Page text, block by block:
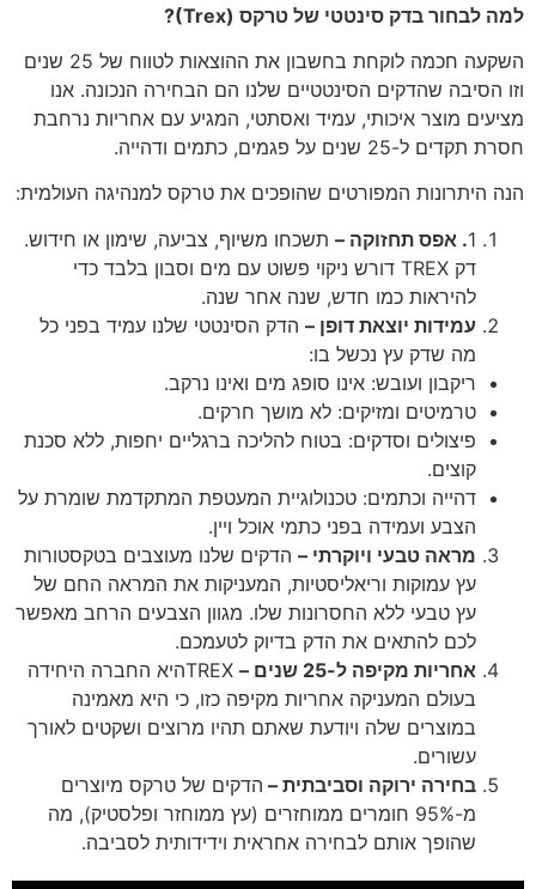
למה לבחור בדק סינטטי של טרקס (Trex)?
השקעה חכמה לוקחת בחשבון את ההוצאות לטווח של 25 שנים
וזו הסיבה שהדקים הסינטטיים שלנו הם הבחירה הנכונה. אנו
מציעים מוצר איכותי, עמיד ואסתטי, המגיע עם אחריות נרחבת
חסרת תקדים ל-25 שנים על פגמים, כתמים ודהייה.
הנה היתרונות המפורטים שהופכים את טרקס למנהיגה העולמית:
1. אפס תחזוקה – תשכחו משיוף, צביעה, שימון או חידוש.
דק TREX דורש ניקוי פשוט עם מים וסבון בלבד כדי
להיראות כמו חדש, שנה אחר שנה.
עמידות יוצאת דופן – הדק הסינטטי שלנו עמיד בפני כל
מה שדק עץ נכשל בו:
ריקבון ועובש: אינו סופג מים ואינו נרקב.
טרמיטים ומזיקים: לא מושך חרקים.
פיצולים וסדקים: בטוח להליכה ברגליים יחפות, ללא סכנת
קוצים.
דהייה וכתמים: טכנולוגיית המעטפת המתקדמת שומרת על
הצבע ועמידה בפני כתמי אוכל ויין.
מראה טבעי ויוקרתי – הדקים שלנו מעוצבים בטקסטורות
עץ עמוקות וריאליסטיות, המעניקות את המראה החם של
עץ טבעי ללא החסרונות שלו. מגוון הצבעים הרחב מאפשר
לכם להתאים את הדק בדיוק לטעמכם.
אחריות מקיפה ל-25 שנים –
TREXהיא החברה היחידה
בעולם המעניקה אחריות מקיפה כזו, כי היא מאמינה
במוצרים שלה ויודעת שאתם תהיו מרוצים ושקטים לאורך
עשורים.
בחירה ירוקה וסביבתית – הדקים של טרקס מיוצרים
מ-95% חומרים ממוחזרים (עץ ממוחזר ופלסטיק), מה
שהופך אותם לבחירה אחראית וידידותית לסביבה.